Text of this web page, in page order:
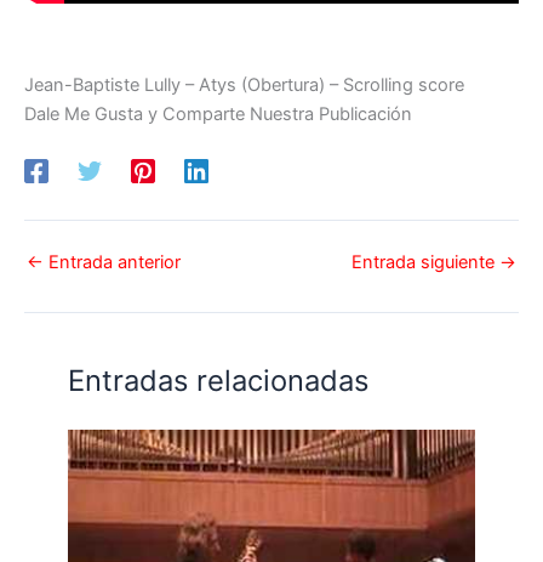
Jean-Baptiste Lully – Atys (Obertura) – Scrolling score
Dale Me Gusta y Comparte Nuestra Publicación
← Entrada anterior Entrada siguiente →
Entradas relacionadas